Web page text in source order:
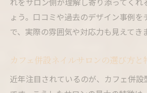
ょう。口コミや過去のデザイン事例を
で、実際の雰囲気や対応力も見えてき
カフェ併設ネイルサロンの選び方と
近年注目されているのが、カフェ併設